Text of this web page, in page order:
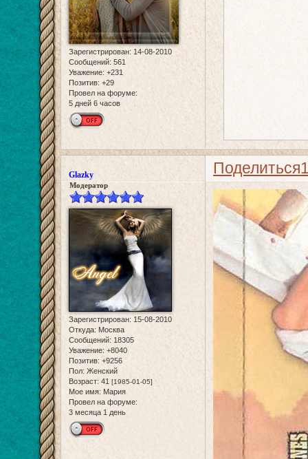
Зарегистрирован: 14-08-2010
Сообщений: 561
Уважение: +231
Позитив: +29
Провел на форуме:
5 дней 6 часов
Поделиться
Glazky
Модератор
Зарегистрирован: 15-08-2010
Откуда: Москва
Сообщений: 18305
Уважение: +8040
Позитив: +9256
Пол: Женский
Возраст: 41 [1985-01-05]
Мое имя: Мария
Провел на форуме:
3 месяца 1 день